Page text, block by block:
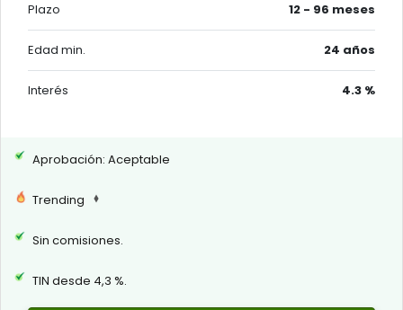
Plazo 12 - 96 meses
Edad min. 24 años
Interés 4.3 %
Aprobación: Aceptable
Trending
Sin comisiones.
TIN desde 4,3 %.